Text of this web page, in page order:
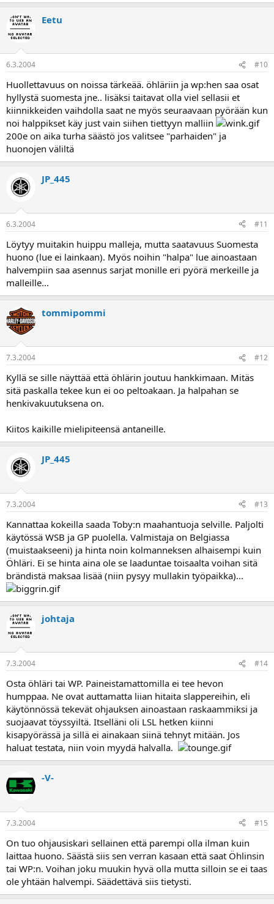
Eetu
6.3.2004 #10
Huollettavuus on noissa tärkeää. öhläriin ja wp:hen saa osat
hyllystä suomesta jne.. lisäksi taitavat olla viel sellasii et
kiinnikkeiden vaihdolla saat ne myös seuraavaan pyörään kun
noi halppikset käy just vain siihen tiettyyn malliin
200e on aika turha säästö jos valitsee "parhaiden" ja
huonojen väliltä
JP_445
6.3.2004 #11
Löytyy muitakin huippu malleja, mutta saatavuus Suomesta
huono (lue ei lainkaan). Myös noihin "halpa" lue ainoastaan
halvempiin saa asennus sarjat monille eri pyörä merkeille ja
malleille...
tommipommi
7.3.2004 #12
Kyllä se sille näyttää että öhlärin joutuu hankkimaan. Mitäs
sitä paskalla tekee kun ei oo peltoakaan. Ja halpahan se
henkivakuutuksena on.
Kiitos kaikille mielipiteensä antaneille.
JP_445
7.3.2004 #13
Kannattaa kokeilla saada Toby:n maahantuoja selville. Paljolti
käytössä WSB ja GP puolella. Valmistaja on Belgiassa
(muistaakseeni) ja hinta noin kolmanneksen alhaisempi kuin
Öhläri. Ei se hinta aina ole se laaduntae toisaalta voihan sitä
brändistä maksaa lisää (niin pysyy mullakin työpaikka)...
johtaja
7.3.2004 #14
Osta öhläri tai WP. Paineistamattomilla ei tee hevon
humppaa. Ne ovat auttamatta liian hitaita slappereihin, eli
käytönnössä tekevät ohjauksen ainoastaan raskaammiksi ja
suojaavat töyssyiltä. Itselläni oli LSL hetken kiinni
kisapyörässä ja sillä ei ainakaan siinä tehnyt mitään. Jos
haluat testata, niin voin myydä halvalla.
-V-
7.3.2004 #15
On tuo ohjausiskari sellainen että parempi olla ilman kuin
laittaa huono. Säästä siis sen verran kasaan että saat Öhlinsin
tai WP:n. Voihan joku muukin hyvä olla mutta silloin se ei taas
ole yhtään halvempi. Säädettävä siis tietysti.